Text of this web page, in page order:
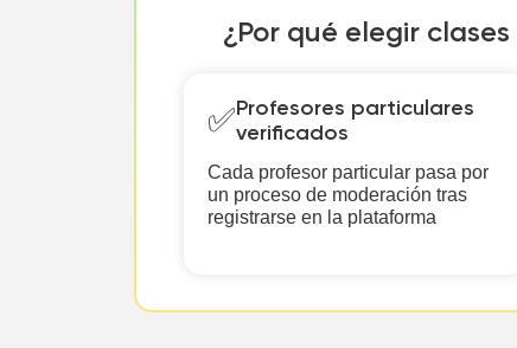
¿Por qué elegir
✅ Profesores particulares
verificados
Cada profesor particular pasa por
un proceso de moderación tras
registrarse en la plataforma